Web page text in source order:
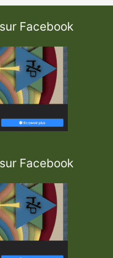
Facebook
Facebook